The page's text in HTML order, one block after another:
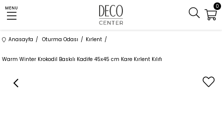
MENU 0
Anasayfa Oturma Odası Kırlent
Warm Winter Krokodil Baskılı Kadife 45x45 cm Kare Kırlent Kılıfı